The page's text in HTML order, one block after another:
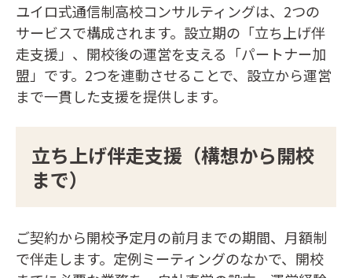
ユイロ式通信制高校コンサルティングは、2つの
サービスで構成されます。設立期の「立ち上げ伴
走支援」、開校後の運営を支える「パートナー加
盟」です。2つを連動させることで、設立から運営
まで一貫した支援を提供します。
立ち上げ伴走支援（構想から開校
まで）
ご契約から開校予定月の前月までの期間、月額制
で伴走します。定例ミーティングのなかで、開校